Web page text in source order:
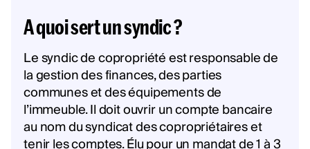
A quoi sert un syndic ?
Le syndic de copropriété est responsable de
la gestion des finances, des parties
communes et des équipements de
l’immeuble. Il doit ouvrir un compte bancaire
au nom du syndicat des copropriétaires et
tenir les comptes. Élu pour un mandat de 1 à 3